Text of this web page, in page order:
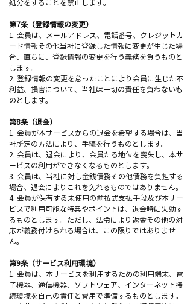
処分をすることを禁止します。
第7条（登録情報の変更）
1. 会員は、メールアドレス、電話番号、クレジットカ
ード情報その他当社に登録した情報に変更が生じた場
合、直ちに、登録情報の変更を行う義務を負うものと
します。
2. 登録情報の変更を怠ったことにより会員に生じた不
利益、損害について、当社は一切の責任を負わないも
のとします。
第8条（退会）
1. 会員が本サービスからの退会を希望する場合は、当
社所定の方法により、手続を行うものとします。
2. 会員は、退会により、会員たる地位を喪失し、本サ
ービスの利用ができなくなるものとします。
3. 会員は、当社に対し金銭債務その他債務を負担する
場合、退会によりこれを免れるものではありません。
4. 会員が保有する未使用の前払式支払手段及び本サー
ビスで利用可能な特典やポイントは、退会時に失効す
るものとします。ただし、法令により返金その他の対
応が義務付けられる場合は、この限りではありませ
ん。
第9条（サービス利用環境）
1. 会員は、本サービスを利用するための利用端末、電
子機器、通信機器、ソフトウェア、インターネット接
続環境を自己の責任と費用で準備するものとします。